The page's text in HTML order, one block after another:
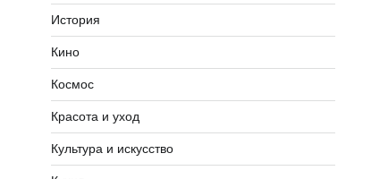
История
Кино
Космос
Красота и уход
Культура и искусство